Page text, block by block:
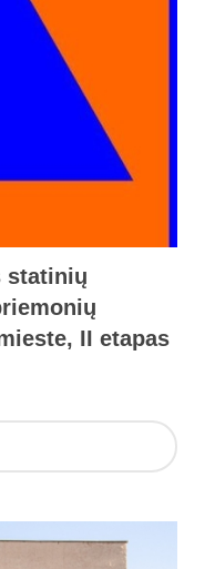
statinių
II etapas